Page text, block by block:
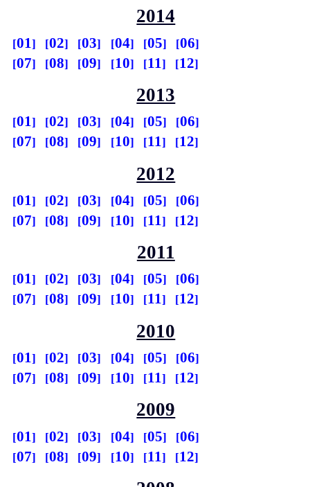
2014
01 02 03 04 05
06
07
08 09 10 11 12
2013
01 02 03 04 05
06
07
08 09 10 11 12
2012
01 02 03 04 05
06
07
08 09 10 11 12
2011
01 02 03 04 05
06
07
08 09 10 11 12
2010
01 02 03 04 05
06
07
08 09 10 11 12
2009
01 02 03 04 05
06
07
08 09 10 11 12